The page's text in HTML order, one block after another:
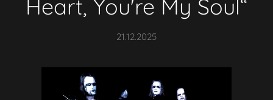
Heart, You're My Soul“
21.12.2025